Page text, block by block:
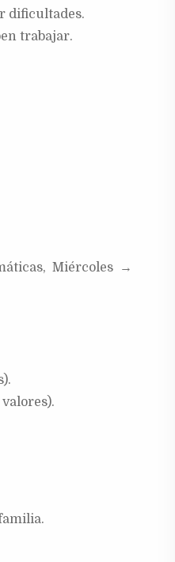
dificultades.
trabajar.
Miércoles →